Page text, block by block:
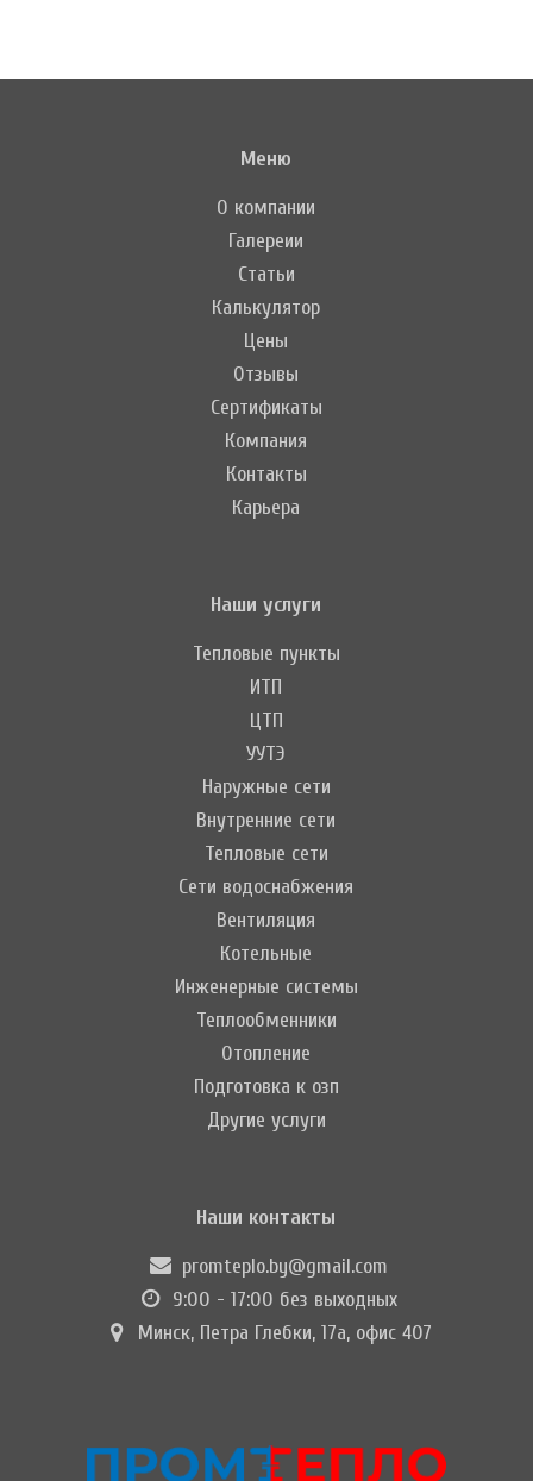
Меню
О компании
Галереии
Статьи
Калькулятор
Цены
Отзывы
Сертификаты
Компания
Контакты
Карьера
Наши услуги
Тепловые пункты
ИТП
ЦТП
УУТЭ
Наружные сети
Внутренние сети
Тепловые сети
Сети водоснабжения
Вентиляция
Котельные
Инженерные системы
Теплообменники
Отопление
Подготовка к озп
Другие услуги
Наши контакты
promteplo.by@gmail.com
9:00 - 17:00 без выходных
Минск, Петра Глебки, 17а, офис 407